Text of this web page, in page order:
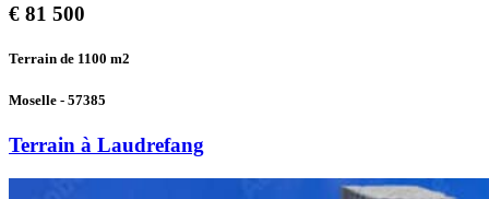
€ 81 500
Terrain de 1100 m2
Moselle - 57385
Terrain à Laudrefang